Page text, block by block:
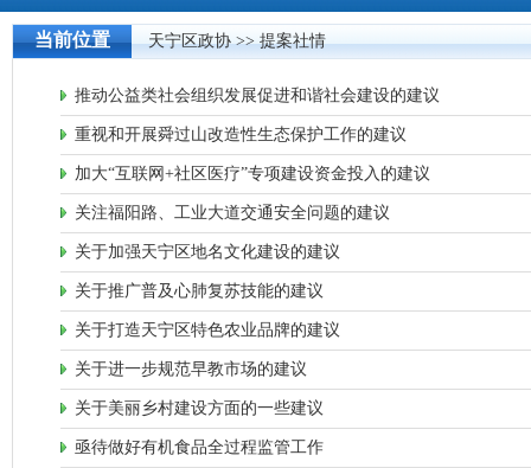
当前位置 天宁区政协>> 提案社情
推动公益类社会组织发展促进和谐社会建设的建议
重视和开展舜过山改造性生态保护工作的建议
加大“互联网+社区医疗”专项建设资金投入的建议
关注福阳路、工业大道交通安全问题的建议
关于加强天宁区地名文化建设的建议
关于推广普及心肺复苏技能的建议
关于打造天宁区特色农业品牌的建议
关于进一步规范早教市场的建议
关于美丽乡村建设方面的一些建议
亟待做好有机食品全过程监管工作